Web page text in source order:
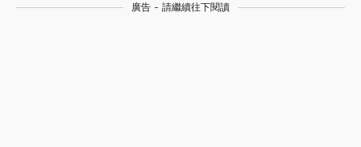
廣告 - 請繼續往下閱讀